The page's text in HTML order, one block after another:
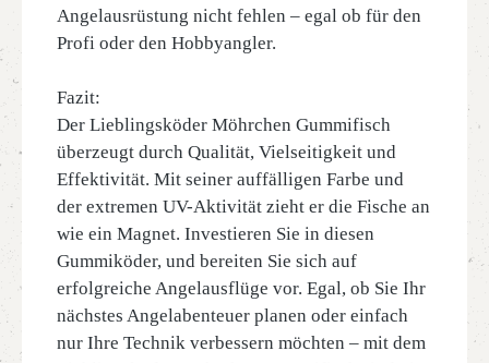
Angelausrüstung nicht fehlen – egal ob für den
Profi oder den Hobbyangler.
Fazit:
Der Lieblingsköder Möhrchen Gummifisch
überzeugt durch Qualität, Vielseitigkeit und
Effektivität. Mit seiner auffälligen Farbe und
der extremen UV-Aktivität zieht er die Fische an
wie ein Magnet. Investieren Sie in diesen
Gummiköder, und bereiten Sie sich auf
erfolgreiche Angelausflüge vor. Egal, ob Sie Ihr
nächstes Angelabenteuer planen oder einfach
nur Ihre Technik verbessern möchten – mit dem